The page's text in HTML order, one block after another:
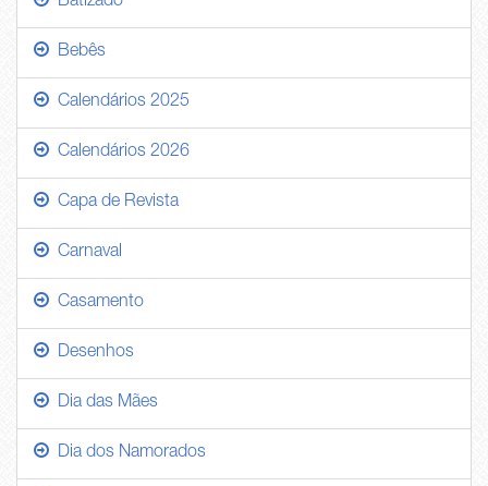
Bebês
Calendários 2025
Calendários 2026
Capa de Revista
Carnaval
Casamento
Desenhos
Dia das Mães
Dia dos Namorados